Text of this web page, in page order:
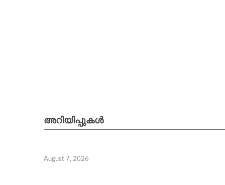
അറിയിപ്പുകള്‍
August 7, 2026